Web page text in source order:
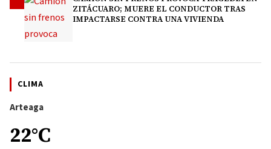
ZITÁCUARO; MUERE EL CONDUCTOR TRAS
IMPACTARSE CONTRA UNA VIVIENDA
CLIMA
Arteaga
22°C